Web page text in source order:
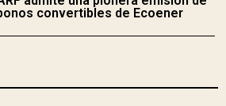
convertibles de Ecoener